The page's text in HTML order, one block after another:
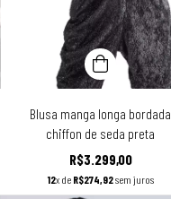
Blusa manga longa bordada
chiffon de seda preta
R$3.299,00
12x de R$274,92sem juros